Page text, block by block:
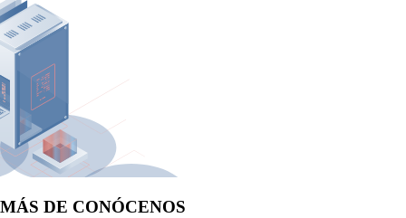
MÁS DE CONÓCENOS